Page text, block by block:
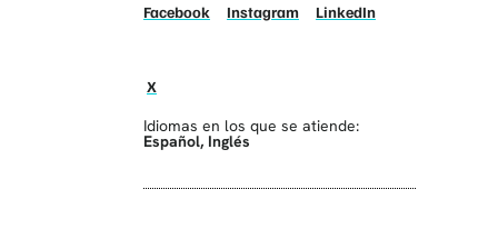
Facebook Instagram LinkedIn
X
Idiomas en los que se atiende:
Español, Inglés